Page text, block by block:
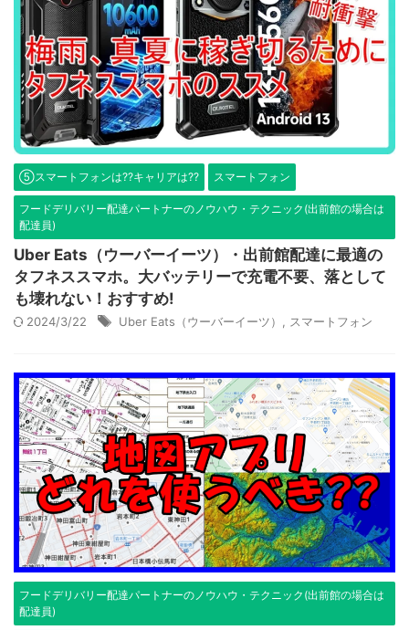
⑤スマートフォンは??キャリアは?? スマートフォン
フードデリバリー配達パートナーのノウハウ・テクニック(出前館の場合は
配達員)
Uber Eats（ウーバーイーツ）・出前館配達に最適の
タフネススマホ。大バッテリーで充電不要、落として
も壊れない！おすすめ!
2024/3/22 Uber Eats（ウーバーイーツ） スマートフォン
フードデリバリー配達パートナーのノウハウ・テクニック(出前館の場合は
配達員)